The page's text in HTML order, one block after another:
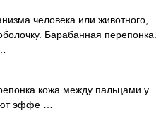
человека или животного,
Барабанная перепонка.
кожа между пальцами у
эффе …